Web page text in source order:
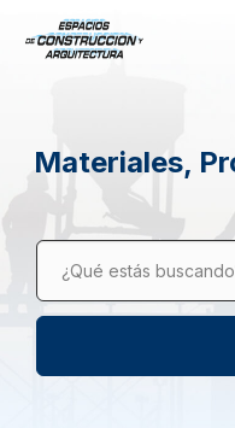
Materiales,
¿Qué estás